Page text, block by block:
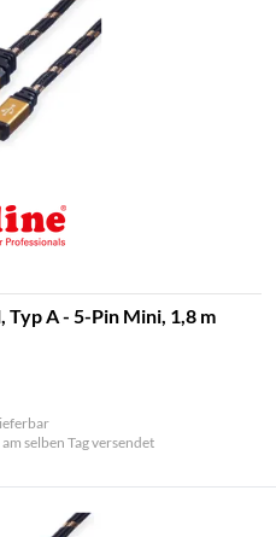
Typ A - 5-Pin Mini, 1,8 m
selben Tag versendet